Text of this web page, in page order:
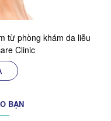
từ phòng khám da liễu
Clinic
BẠN